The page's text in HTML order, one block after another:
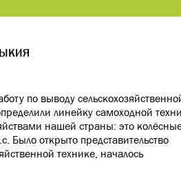
по выводу
линейку самоходной
нашей страны: это
открыто представительство
технике, началось